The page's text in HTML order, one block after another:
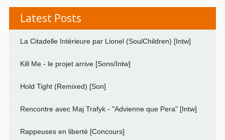
Latest Posts
La Citadelle Intérieure par Lionel (SoulChildren) [Intw]
Kill Me - le projet arrive [Sons/Intw]
Hold Tight (Remixed) [Son]
Rencontre avec Maj Trafyk - "Advienne que Pera" [Intw]
Rappeuses en liberté [Concours]